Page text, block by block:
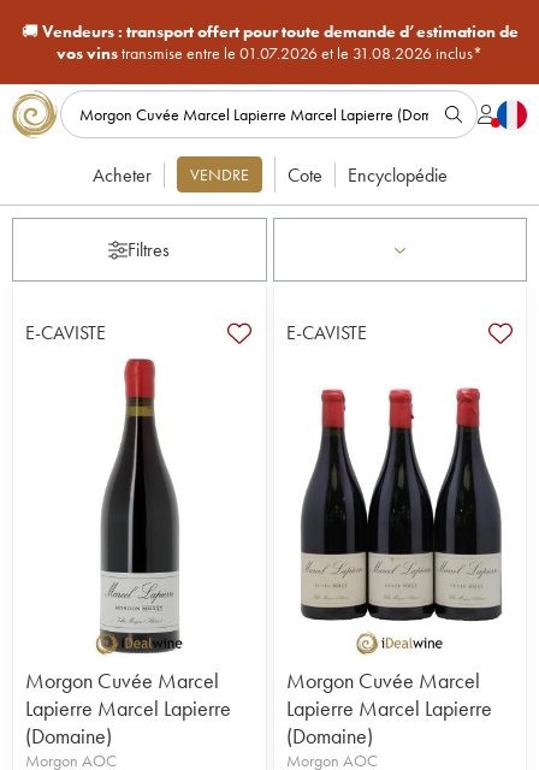
🚚Vendeurs : transport offert pour toute demande d’estimation de
vos vinstransmise entre le 01.07.2026 et le 31.08.2026 inclus*
Acheter VENDRE Cote Encyclopédie
Filtres
E-CAVISTE
Morgon Cuvée Marcel
Lapierre Marcel Lapierre
(Domaine)
Morgon AOC
E-CAVISTE
Morgon Cuvée Marcel
Lapierre Marcel Lapierre
(Domaine)
Morgon AOC